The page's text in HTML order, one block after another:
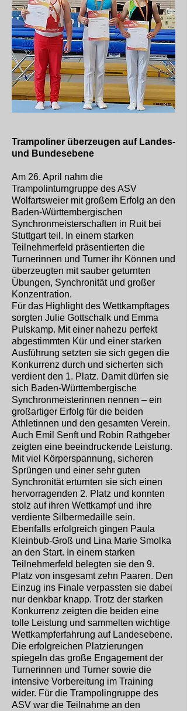
Trampoliner überzeugen auf Landes-
und Bundesebene
Am 26. April nahm die
Trampolinturngruppe des ASV
Wolfartsweier mit großem Erfolg an den
Baden-Württembergischen
Synchronmeisterschaften in Ruit bei
Stuttgart teil. In einem starken
Teilnehmerfeld präsentierten die
Turnerinnen und Turner ihr Können und
überzeugten mit sauber geturnten
Übungen, Synchronität und großer
Konzentration.
Für das Highlight des Wettkampftages
sorgten Julie Gottschalk und Emma
Pulskamp. Mit einer nahezu perfekt
abgestimmten Kür und einer starken
Ausführung setzten sie sich gegen die
Konkurrenz durch und sicherten sich
verdient den 1. Platz. Damit dürfen sie
sich Baden-Württembergische
Synchronmeisterinnen nennen – ein
großartiger Erfolg für die beiden
Athletinnen und den gesamten Verein.
Auch Emil Senft und Robin Rathgeber
zeigten eine beeindruckende Leistung.
Mit viel Körperspannung, sicheren
Sprüngen und einer sehr guten
Synchronität erturnten sie sich einen
hervorragenden 2. Platz und konnten
stolz auf ihren Wettkampf und ihre
verdiente Silbermedaille sein.
Ebenfalls erfolgreich gingen Paula
Kleinbub-Groß und Lina Marie Smolka
an den Start. In einem starken
Teilnehmerfeld belegten sie den 9.
Platz von insgesamt zehn Paaren. Den
Einzug ins Finale verpassten sie dabei
nur denkbar knapp. Trotz der starken
Konkurrenz zeigten die beiden eine
tolle Leistung und sammelten wichtige
Wettkampferfahrung auf Landesebene.
Die erfolgreichen Platzierungen
spiegeln das große Engagement der
Turnerinnen und Turner sowie die
intensive Vorbereitung im Training
wider. Für die Trampolingruppe des
ASV war die Teilnahme an den